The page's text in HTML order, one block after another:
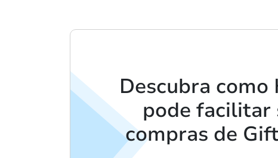
Descubra como
pode facilitar
compras de